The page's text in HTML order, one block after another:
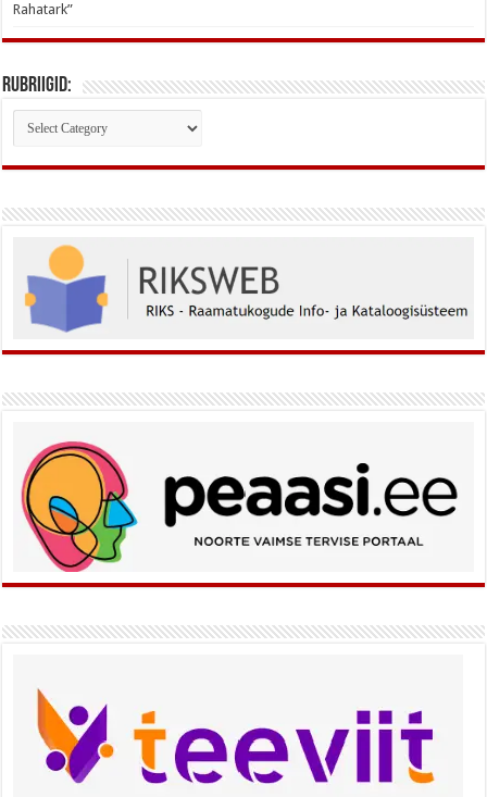
Rahatark”
Rubriigid:
Rubriigid: